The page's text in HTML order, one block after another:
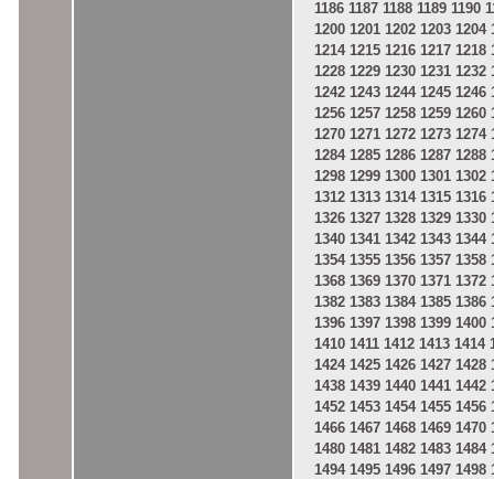
1186 1187 1188 1189 1190
1200 1201 1202 1203 1204
1214 1215 1216 1217 1218
1228 1229 1230 1231 1232
1242 1243 1244 1245 1246
1256 1257 1258 1259 1260
1270 1271 1272 1273 1274
1284 1285 1286 1287 1288
1298 1299 1300 1301 1302
1312 1313 1314 1315 1316
1326 1327 1328 1329 1330
1340 1341 1342 1343 1344
1354 1355 1356 1357 1358
1368 1369 1370 1371 1372
1382 1383 1384 1385 1386
1396 1397 1398 1399 1400
1410 1411 1412 1413 1414
1424 1425 1426 1427 1428
1438 1439 1440 1441 1442
1452 1453 1454 1455 1456
1466 1467 1468 1469 1470
1480 1481 1482 1483 1484
1494 1495 1496 1497 1498